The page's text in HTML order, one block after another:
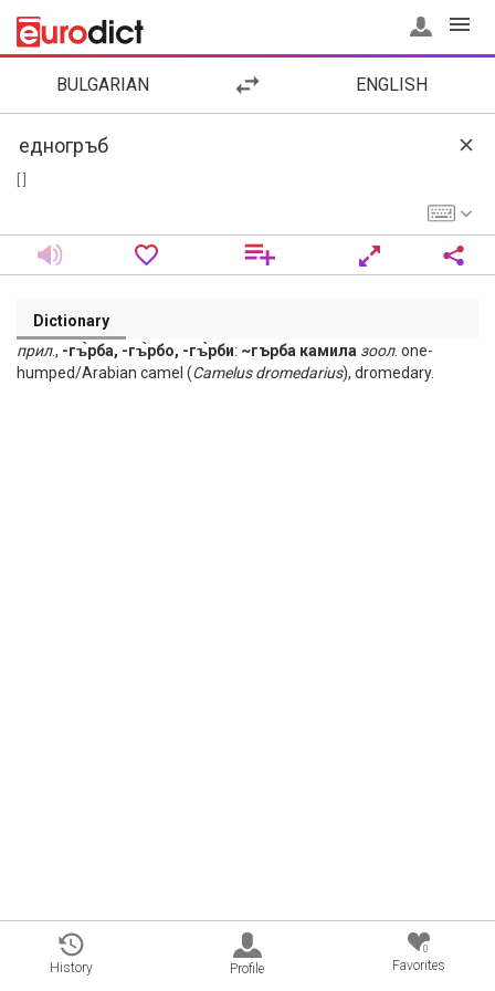
BULGARIAN ENGLISH
Dictionary
прил., -гъ̀рба, -гъ̀рбо, -гъ̀рби: ~гърба камила зоол. one-
humped/Arabian camel (Camelus dromedarius), dromedary.
History Profile
0
Favorites